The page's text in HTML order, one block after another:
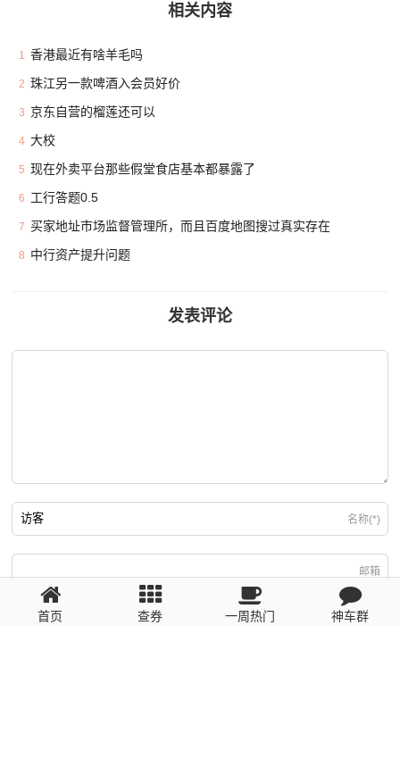
相关内容
1 香港最近有啥羊毛吗
2 珠江另一款啤酒入会员好价
3 京东自营的榴莲还可以
4 大校
5 现在外卖平台那些假堂食店基本都暴露了
6 工行答题0.5
7 买家地址市场监督管理所，而且百度地图搜过真实存在
8 中行资产提升问题
发表评论
名称(*)
邮箱
回复需填写必要信息
首页 查券 一周热门 神车群